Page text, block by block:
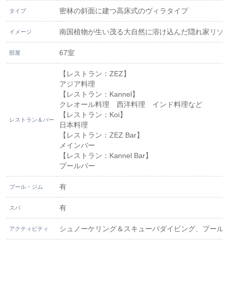
タイプ 密林の斜面に建つ高床式のヴィラタイプ
イメージ 南国植物が生い茂る大自然に溶け込んだ隠れ家リ
部屋 67室
レストラン＆バー
【レストラン：ZEZ】
アジア料理
【レストラン：Kannel】
クレオール料理 西洋料理 インド料理など
【レストラン：Koi】
日本料理
【レストラン：ZEZ Bar】
メインバー
【レストラン：Kannel Bar】
プールバー
プール・ジム 有
スパ 有
アクティビティ シュノーケリング＆スキューバダイビング、プール